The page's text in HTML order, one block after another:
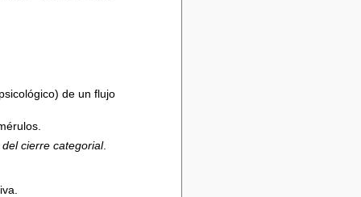
de un flujo
cierre categorial.